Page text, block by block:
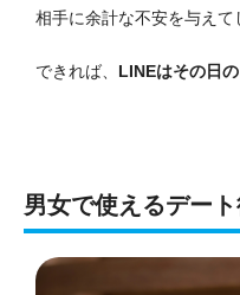
相手に余計な不安を与えて
できれば、 LINEはその日
男女で使えるデー